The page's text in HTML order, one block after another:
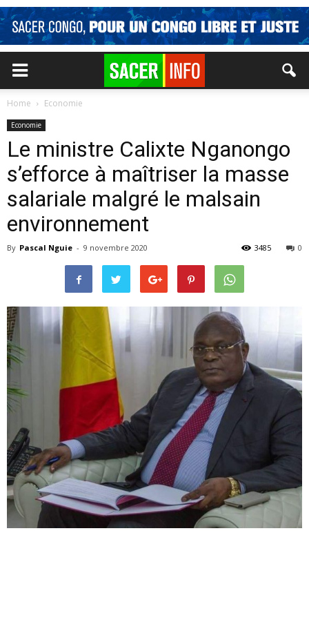
Home Economie
Economie
Le ministre Calixte Nganongo
s’efforce à maîtriser la masse
salariale malgré le malsain
environnement
By Pascal Nguie - 9 novembre 2020 0
3485